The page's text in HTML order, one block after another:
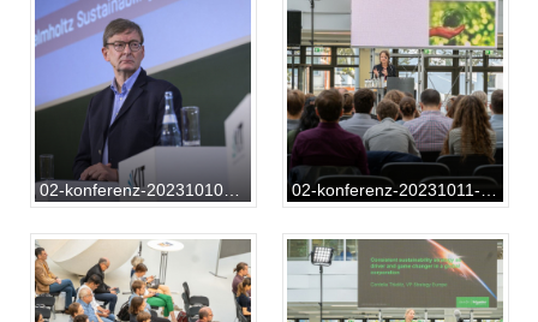
02-konferenz-20231010-RF-01-260 02-konferenz-20231011-DD-01-014